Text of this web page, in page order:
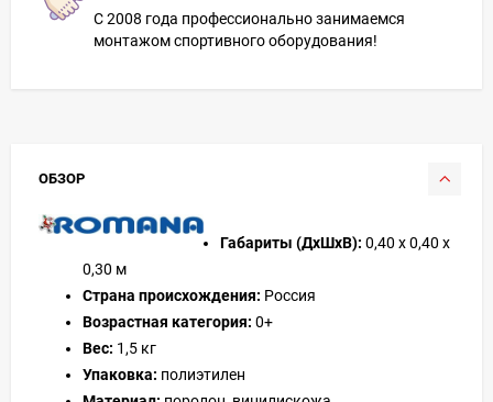
С 2008 года профессионально занимаемся
монтажом спортивного оборудования!
ОБЗОР
Габариты (ДхШхВ): 0,40 х 0,40 х
0,30 м
Страна происхождения: Россия
Возрастная категория: 0+
Вес: 1,5 кг
Упаковка: полиэтилен